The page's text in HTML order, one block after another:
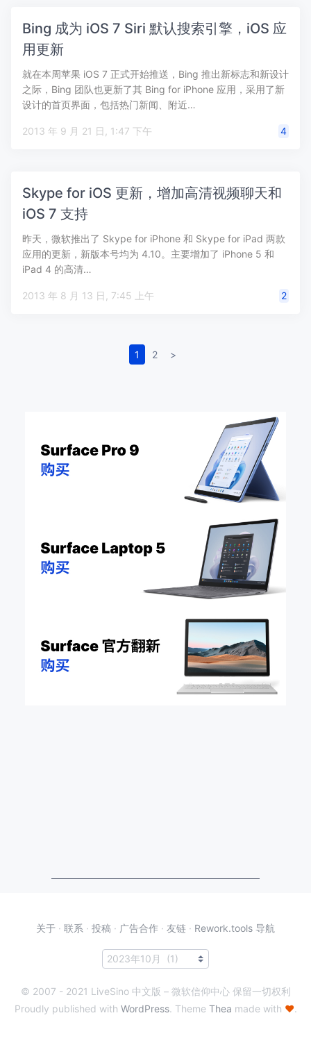
Bing 成为 iOS 7 Siri 默认搜索引擎，iOS 应
用更新
就在本周苹果 iOS 7 正式开始推送，Bing 推出新标志和新设计
之际，Bing 团队也更新了其 Bing for iPhone 应用，采用了新
设计的首页界面，包括热门新闻、附近…
2013 年 9 月 21 日, 1:47 下午 4
Skype for iOS 更新，增加高清视频聊天和
iOS 7 支持
昨天，微软推出了 Skype for iPhone 和 Skype for iPad 两款
应用的更新，新版本号均为 4.10。主要增加了 iPhone 5 和
iPad 4 的高清…
2013 年 8 月 13 日, 7:45 上午 2
1 2 >
关于 · 联系 · 投稿 · 广告合作 · 友链 · Rework.tools 导航
© 2007 - 2021 LiveSino 中文版 – 微软信仰中心 保留一切权利
Proudly published with WordPress. Theme Thea made with ♥.